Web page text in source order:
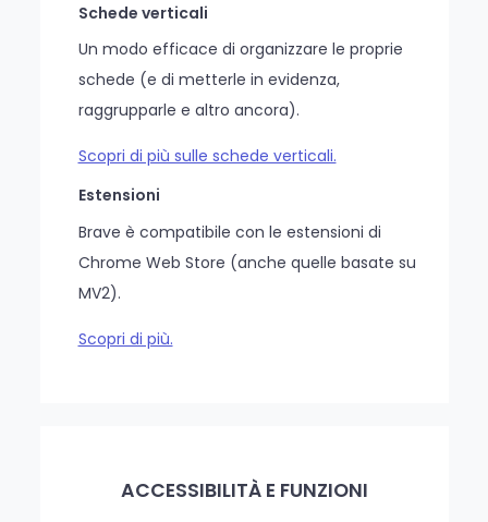
Schede verticali
Un modo efficace di organizzare le proprie
schede (e di metterle in evidenza,
raggrupparle e altro ancora).
Scopri di più sulle schede verticali.
Estensioni
Brave è compatibile con le estensioni di
Chrome Web Store (anche quelle basate su
MV2).
Scopri di più.
ACCESSIBILITÀ E FUNZIONI